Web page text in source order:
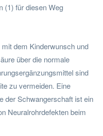
(1) für diesen Weg
dem Kinderwunsch und
über die normale
sind
zu vermeiden. Eine
der Schwangerschaft ist ein
Neuralrohrdefekten beim